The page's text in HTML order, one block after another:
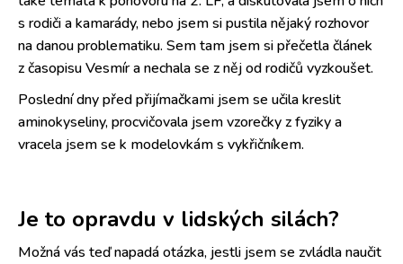
s rodiči a kamarády, nebo jsem si pustila nějaký rozhovor
na danou problematiku. Sem tam jsem si přečetla článek
z časopisu Vesmír a nechala se z něj od rodičů vyzkoušet.
Poslední dny před přijímačkami jsem se učila kreslit
aminokyseliny, procvičovala jsem vzorečky z fyziky a
vracela jsem se k modelovkám s vykřičníkem.
Je to opravdu v lidských silách?
Možná vás teď napadá otázka, jestli jsem se zvládla naučit